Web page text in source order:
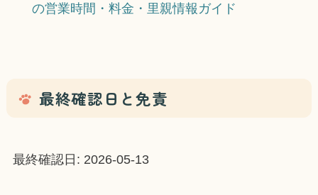
の営業時間・料金・里親情報ガイド
最終確認日と免責
最終確認日: 2026-05-13